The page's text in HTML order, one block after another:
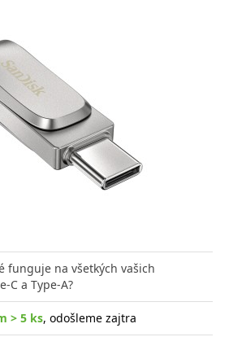
funguje na všetkých vašich
C a Type-A?
> 5 ks, odošleme zajtra